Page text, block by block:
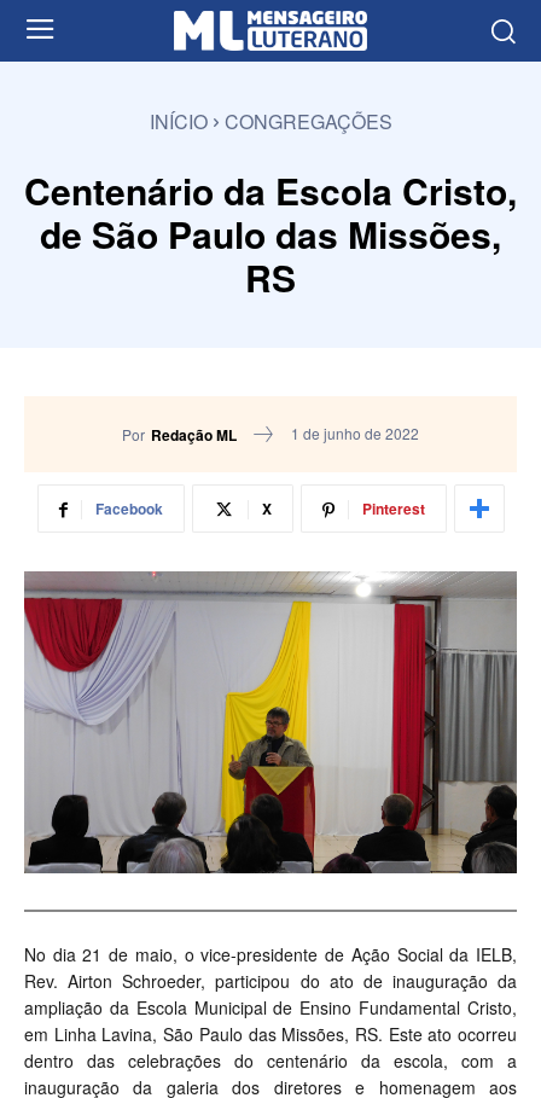
INÍCIO CONGREGAÇÕES
Centenário da Escola Cristo,
de São Paulo das Missões,
RS
Por Redação ML 1 de junho de 2022
Facebook X Pinterest
No dia 21 de maio, o vice-presidente de Ação Social da IELB,
Rev. Airton Schroeder, participou do ato de inauguração da
ampliação da Escola Municipal de Ensino Fundamental Cristo,
em Linha Lavina, São Paulo das Missões, RS. Este ato ocorreu
dentro das celebrações do centenário da escola, com a
inauguração da galeria dos diretores e homenagem aos